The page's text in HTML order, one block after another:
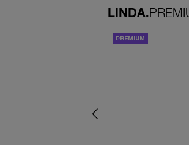
LINDA.